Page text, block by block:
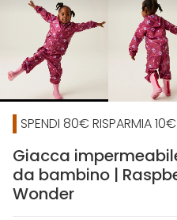
SPENDI 80€ RISPARMIA
Giacca
da bambino |
Wonder